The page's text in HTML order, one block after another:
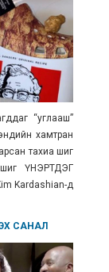
“углааш”
хамтран
тахиа шиг
шиг ҮНЭРТДЭГ
Kardashian-д
САНАЛ